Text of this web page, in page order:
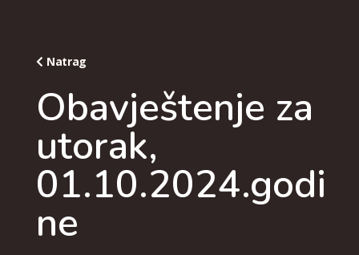
Natrag
Obavještenje za
utorak,
01.10.2024.godi
ne